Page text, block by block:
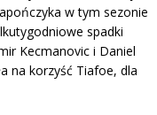
w tym sezonie
spadki
Kecmanovic i Daniel
na korzyść Tiafoe, dla